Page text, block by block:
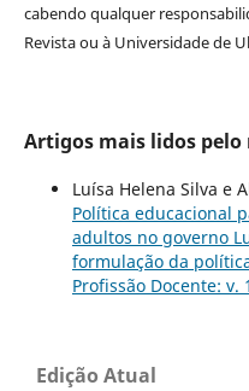
cabendo qualquer
Revista ou à Universidade de
Artigos mais lidos
Luísa Helena Silva e
Política educacional
adultos no governo
formulação da
Profissão Docente: v.
Edição Atual